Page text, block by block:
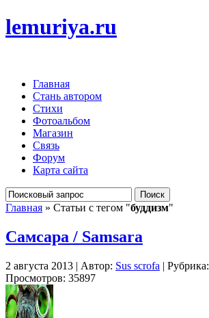
lemuriya.ru
Главная
Стань автором
Стихи
Фотоальбом
Магазин
Связь
Форум
Карта сайта
Главная » Статьи с тегом "буддизм"
Самсара / Samsara
2 августа 2013 | Автор: Sus scrofa | Рубрика:
Просмотров: 35897